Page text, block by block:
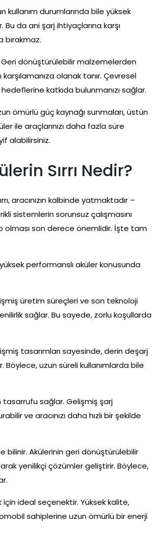
kullanım durumlarında bile yüksek
Bu da ani şarj ihtiyaçlarına karşı
bırakmaz.
dönüştürülebilir malzemelerden
olanak tanır. Çevresel
katkıda bulunmanızı sağlar.
ömürlü güç kaynağı sunmaları, üstün
ile araçlarınızı daha fazla süre
alabilirsiniz.
Sırrı Nedir?
aracınızın kalbinde yatmaktadır –
sistemlerin sorunsuz çalışmasını
olması son derece önemlidir. İşte tam
performanslı aküler konusunda
üretim süreçleri ve son teknoloji
sağlar. Bu sayede, zorlu koşullarda
tasarımları sayesinde, derin deşarj
Böylece, uzun süreli kullanımlarda bile
tasarrufu sağlar. Gelişmiş şarj
ve aracınızı daha hızlı bir şekilde
bilinir. Akülerinin geri dönüştürülebilir
yenilikçi çözümler geliştirir. Böylece,
için ideal seçenektir. Yüksek kalite,
sahiplerine uzun ömürlü bir enerji